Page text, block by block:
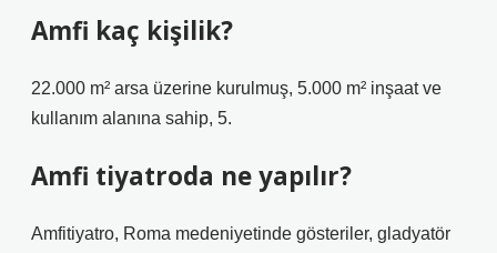
Amfi kaç kişilik?
22.000 m² arsa üzerine kurulmuş, 5.000 m² inşaat ve
kullanım alanına sahip, 5.
Amfi tiyatroda ne yapılır?
Amfitiyatro, Roma medeniyetinde gösteriler, gladyatör